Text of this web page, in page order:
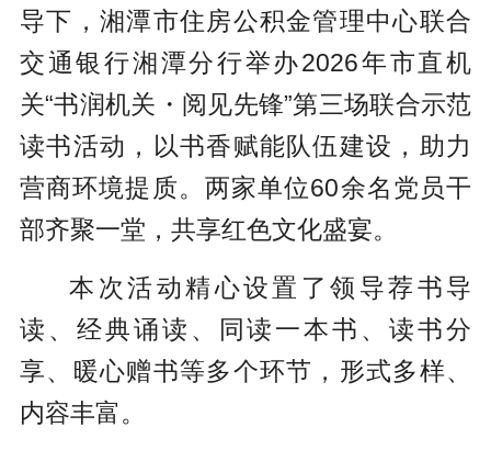
导下，湘潭市住房公积金管理中心联合
交通银行湘潭分行举办2026年市直机
关“书润机关・阅见先锋”第三场联合示范
读书活动，以书香赋能队伍建设，助力
营商环境提质。两家单位60余名党员干
部齐聚一堂，共享红色文化盛宴。
本次活动精心设置了领导荐书导
读、经典诵读、同读一本书、读书分
享、暖心赠书等多个环节，形式多样、
内容丰富。